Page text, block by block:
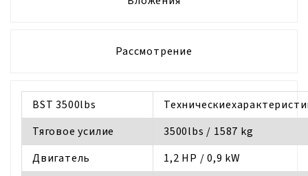
Рассмотрение
BST 3500lbs
Тяговое усилие
3500lbs / 1587 kg
Двигатель
1,2 HP / 0,9 kW